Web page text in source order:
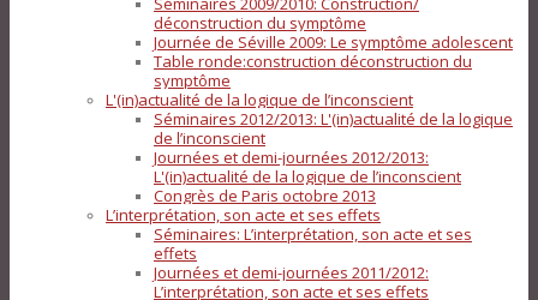
déconstruction du symptôme
Journée de Séville 2009: Le symptôme adolescent
Table ronde:construction déconstruction du
symptôme
L'(in)actualité de la logique de l’inconscient
Séminaires 2012/2013: L'(in)actualité de la logique
de l’inconscient
Journées et demi-journées 2012/2013:
L'(in)actualité de la logique de l’inconscient
Congrès de Paris octobre 2013
L’interprétation, son acte et ses effets
Séminaires: L’interprétation, son acte et ses
effets
Journées et demi-journées 2011/2012:
L’interprétation, son acte et ses effets